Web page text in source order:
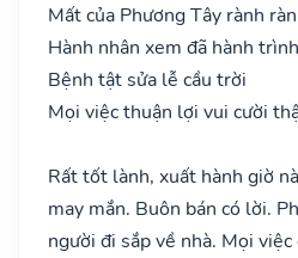
Mất của Phương Tây rành
Hành nhân xem đã hành
Bệnh tật sửa lễ cầu trời
Mọi việc thuận lợi vui cười
Rất tốt lành, xuất hành giờ
may mắn. Buôn bán có lời.
người đi sắp về nhà. Mọi